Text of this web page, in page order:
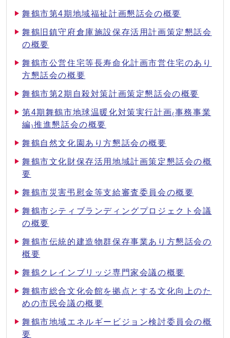
舞鶴市第4期地域福祉計画懇話会の概要
舞鶴旧鎮守府倉庫施設保存活用計画策定懇話会
の概要
舞鶴市公営住宅等長寿命化計画市営住宅のあり
方懇話会の概要
舞鶴市第2期自殺対策計画策定懇話会の概要
第4期舞鶴市地球温暖化対策実行計画₍事務事業
編₎推進懇話会の概要
舞鶴自然文化園あり方懇話会の概要
舞鶴市文化財保存活用地域計画策定懇話会の概
要
舞鶴市災害弔慰金等支給審査委員会の概要
舞鶴市シティブランディングプロジェクト会議
の概要
舞鶴市伝統的建造物群保存事業あり方懇話会の
概要
舞鶴クレインブリッジ専門家会議の概要
舞鶴市総合文化会館を拠点とする文化向上のた
めの市民会議の概要
舞鶴市地域エネルギービジョン検討委員会の概
要